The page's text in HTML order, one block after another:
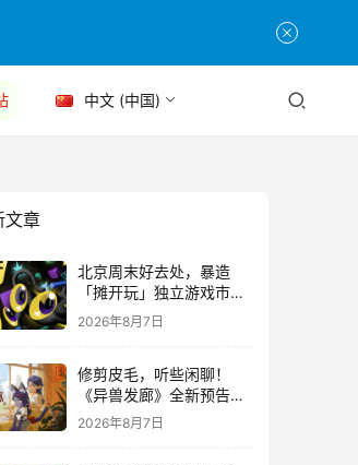
中文 (中国)
文章
北京周末好去处，暴造
「摊开玩」独立游戏市集
正式开票！
2026年8月7日
修剪皮毛，听些闲聊！
《异兽发廊》全新预告与
Steam免费试玩公开
2026年8月7日